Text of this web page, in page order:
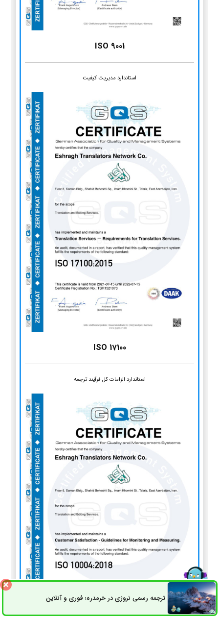
ISO 9001
استاندارد مدیریت کیفیت
ISO 17100
استاندارد الزامات کل فرآیند ترجمه
ترجمه رسمی نروژی در خرمدره؛ فوری و آنلاینثبت سفارش راه های ارتباطی